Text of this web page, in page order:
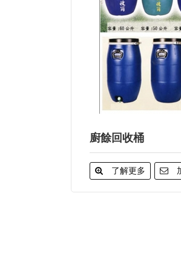
廚餘回收桶
了解更多